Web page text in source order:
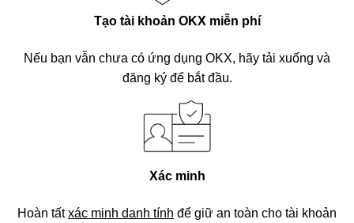
Tạo tài khoản OKX miễn phí
Nếu bạn vẫn chưa có ứng dụng OKX, hãy tải xuống và
đăng ký để bắt đầu.
Xác minh
Hoàn tấtxác minh danh tính để giữ an toàn cho tài khoản